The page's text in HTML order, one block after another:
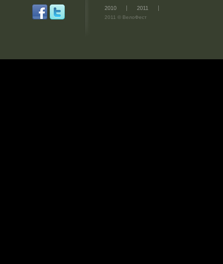
2010 2011
2011 © ВелоФест